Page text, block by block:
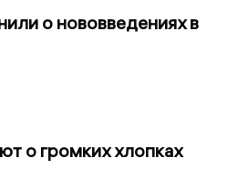
о нововведениях в
о громких хлопках